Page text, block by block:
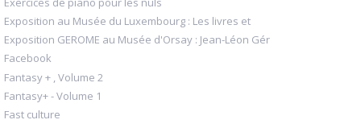
Exposition au Musée du Luxembourg : Les livres et
Exposition GEROME au Musée d'Orsay : Jean-Léon Gér
Facebook
Fantasy + , Volume 2
Fantasy+ - Volume 1
Fast culture